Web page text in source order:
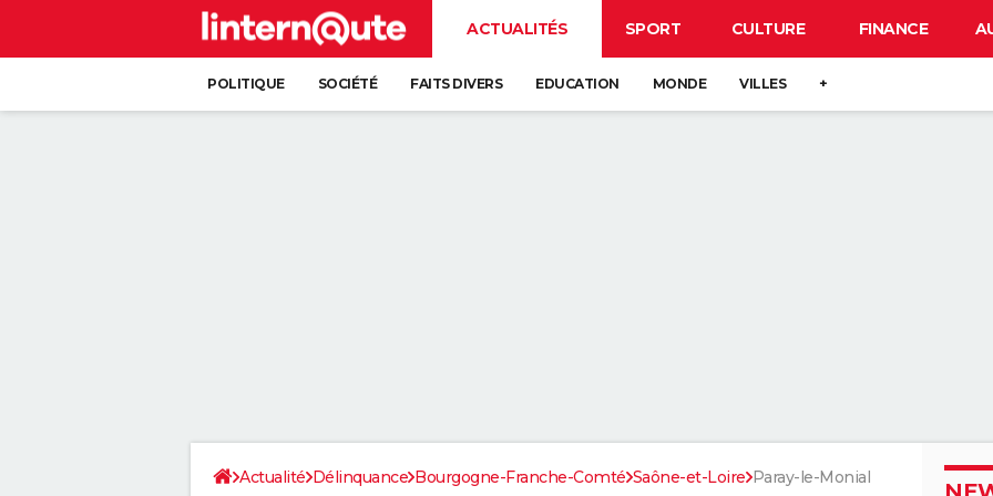
ACTUALITÉS SPORT CULTURE FINANCE
POLITIQUE SOCIÉTÉ FAITS DIVERS EDUCATION MONDE VILLES +
Actualité Délinquance Bourgogne-Franche-Comté Saône-et-Loire Paray-le-Monial